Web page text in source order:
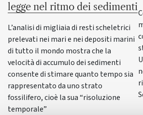
legge nel ritmo dei sedimenti
L’analisi di migliaia di resti scheletrici
prelevati nei mari e nei depositi marini
di tutto il mondo mostra che la
velocità di accumulo dei sedimenti
consente di stimare quanto tempo sia
rappresentato da uno strato
fossilifero, cioè la sua “risoluzione
temporale”